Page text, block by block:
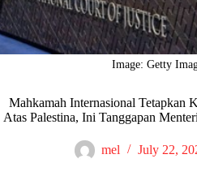
Image: Getty
Mahkamah Internasional Tetapkan
Atas Palestina, Ini Tanggapan
mel July 22,